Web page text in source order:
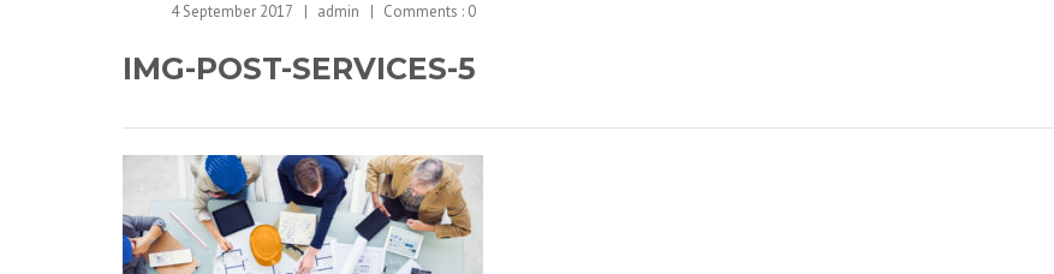
4 September 2017 admin Comments : 0
IMG-POST-SERVICES-5